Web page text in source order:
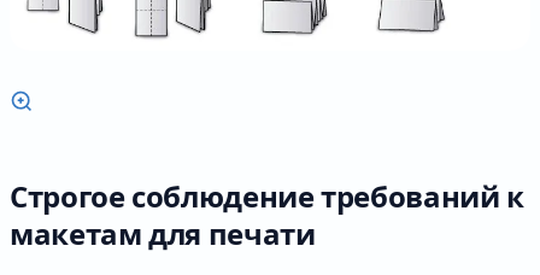
Строгое соблюдение требований к
макетам для печати